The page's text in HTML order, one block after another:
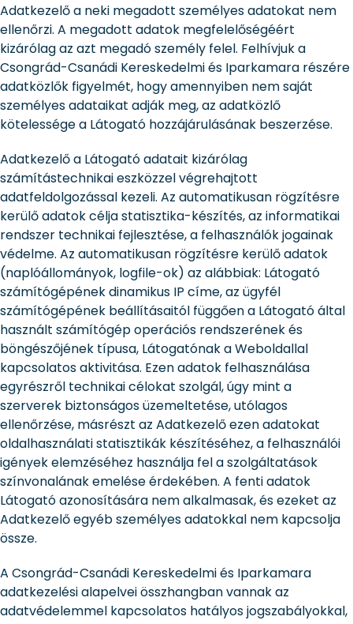
Adatkezelő a neki megadott személyes adatokat nem
ellenőrzi. A megadott adatok megfelelőségéért
kizárólag az azt megadó személy felel. Felhívjuk a
Csongrád-Csanádi Kereskedelmi és Iparkamara részére
adatközlők figyelmét, hogy amennyiben nem saját
személyes adataikat adják meg, az adatközlő
kötelessége a Látogató hozzájárulásának beszerzése.
Adatkezelő a Látogató adatait kizárólag
számítástechnikai eszközzel végrehajtott
adatfeldolgozással kezeli. Az automatikusan rögzítésre
kerülő adatok célja statisztika-készítés, az informatikai
rendszer technikai fejlesztése, a felhasználók jogainak
védelme. Az automatikusan rögzítésre kerülő adatok
(naplóállományok, logfile-ok) az alábbiak: Látogató
számítógépének dinamikus IP címe, az ügyfél
számítógépének beállításaitól függően a Látogató által
használt számítógép operációs rendszerének és
böngészőjének típusa, Látogatónak a Weboldallal
kapcsolatos aktivitása. Ezen adatok felhasználása
egyrészről technikai célokat szolgál, úgy mint a
szerverek biztonságos üzemeltetése, utólagos
ellenőrzése, másrészt az Adatkezelő ezen adatokat
oldalhasználati statisztikák készítéséhez, a felhasználói
igények elemzéséhez használja fel a szolgáltatások
színvonalának emelése érdekében. A fenti adatok
Látogató azonosítására nem alkalmasak, és ezeket az
Adatkezelő egyéb személyes adatokkal nem kapcsolja
össze.
A Csongrád-Csanádi Kereskedelmi és Iparkamara
adatkezelési alapelvei összhangban vannak az
adatvédelemmel kapcsolatos hatályos jogszabályokkal,